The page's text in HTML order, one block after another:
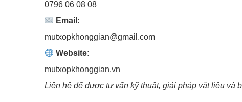
0796 06 08 08
Email:
mutxopkhonggian@gmail.com
Website:
mutxopkhonggian.vn
Liên hệ để được tư vấn kỹ thuật, giải pháp vật liệu và